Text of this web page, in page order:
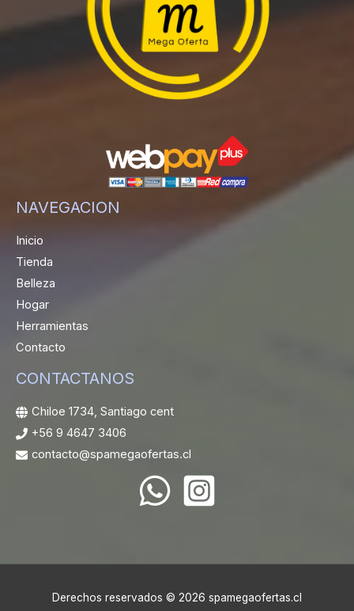
NAVEGACION
Inicio
Tienda
Belleza
Hogar
Herramientas
Contacto
CONTACTANOS
Chiloe 1734, Santiago cent
+56 9 4647 3406
contacto@spamegaofertas.cl
Derechos reservados © 2026 spamegaofertas.cl